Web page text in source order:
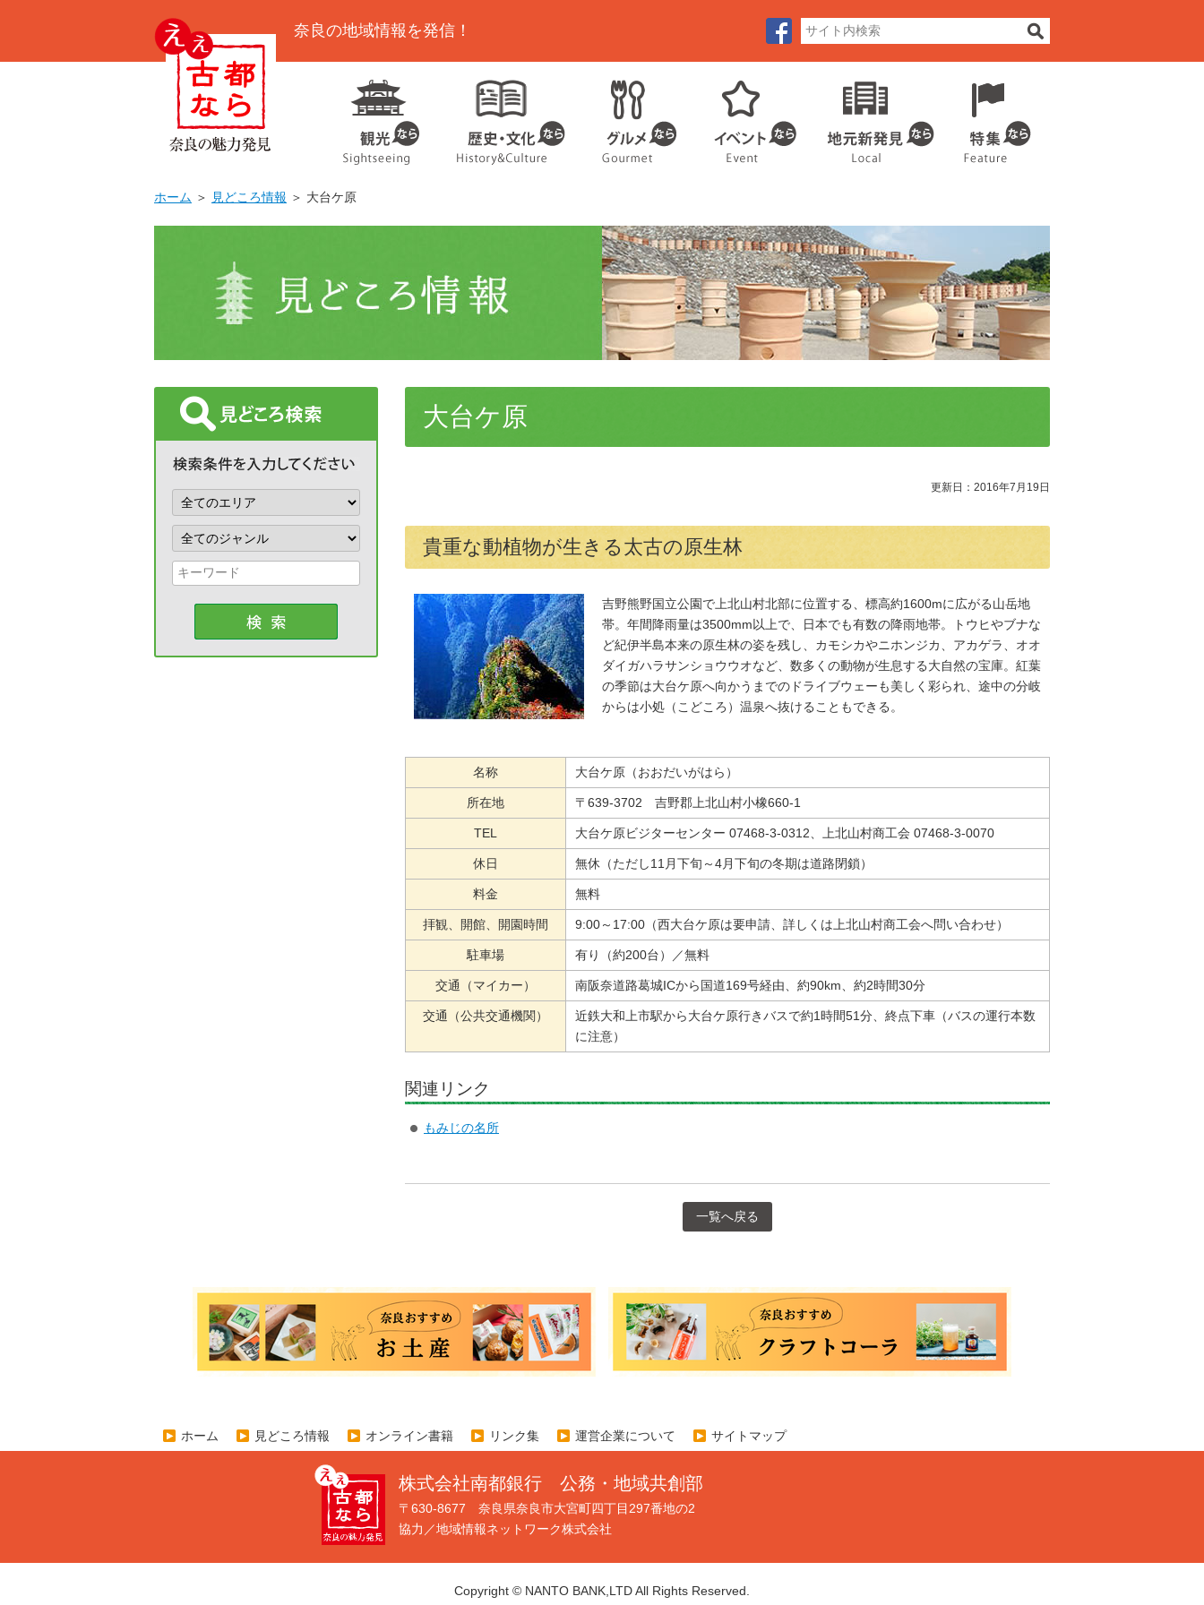
奈良の地域情報を発信！
ホーム ＞ 見どころ情報 ＞ 大台ケ原
大台ケ原
更新日：2016年7月19日
貴重な動植物が生きる太古の原生林
吉野熊野国立公園で上北山村北部に位置する、標高約1600mに広がる山岳地
帯。年間降雨量は3500mm以上で、日本でも有数の降雨地帯。トウヒやブナな
ど紀伊半島本来の原生林の姿を残し、カモシカやニホンジカ、アカゲラ、オオ
ダイガハラサンショウウオなど、数多くの動物が生息する大自然の宝庫。紅葉
の季節は大台ケ原へ向かうまでのドライブウェーも美しく彩られ、途中の分岐
からは小処（こどころ）温泉へ抜けることもできる。
名称 大台ケ原（おおだいがはら）
所在地 〒639-3702 吉野郡上北山村小橡660-1
TEL 大台ケ原ビジターセンター 07468-3-0312、上北山村商工会 07468-3-0070
休日 無休（ただし11月下旬～4月下旬の冬期は道路閉鎖）
料金 無料
拝観、開館、開園時間 9:00～17:00（西大台ケ原は要申請、詳しくは上北山村商工会へ問い合わせ）
駐車場 有り（約200台）／無料
交通（マイカー） 南阪奈道路葛城ICから国道169号経由、約90km、約2時間30分
交通（公共交通機関）
近鉄大和上市駅から大台ケ原行きバスで約1時間51分、終点下車（バスの運行本数
に注意）
関連リンク
もみじの名所
一覧へ戻る
ホーム 見どころ情報 オンライン書籍 リンク集 運営企業について サイトマップ
株式会社南都銀行 公務・地域共創部
〒630-8677 奈良県奈良市大宮町四丁目297番地の2
協力／地域情報ネットワーク株式会社
Copyright © NANTO BANK,LTD All Rights Reserved.